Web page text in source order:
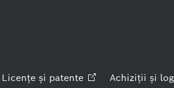
Licenţe şi patente Achiziţii şi